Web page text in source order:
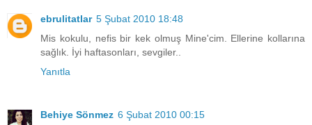
ebrulitatlar 5 Şubat 2010 18:48
Mis kokulu, nefis bir kek olmuş Mine'cim. Ellerine kollarına
sağlık. İyi haftasonları, sevgiler..
Yanıtla
Behiye Sönmez 6 Şubat 2010 00:15